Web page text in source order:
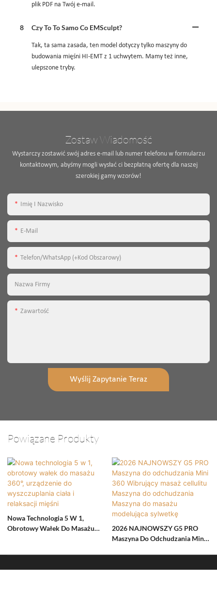
plik PDF na Twój e-mail.
8 Czy To To Samo Co EMSculpt?
Tak, ta sama zasada, ten model dotyczy tylko maszyny do
budowania mięśni HI-EMT z 1 uchwytem. Mamy też inne,
ulepszone tryby.
Zostaw Wiadomość
Wystarczy zostawić swój adres e-mail lub numer telefonu w formularzu
kontaktowym, abyśmy mogli wysłać ci bezpłatną ofertę dla naszej
szerokiej gamy wzorów!
Imię I Nazwisko
E-Mail
Telefon/WhatsApp (+kod Obszarowy)
Nazwa Firmy
Zawartość
Wyślij Zapytanie Teraz
Powiązane Produkty
Nowa Technologia 5 W 1,
Obrotowy Wałek Do Masażu
2026 NAJNOWSZY G5 PRO
Maszyna Do Odchudzania Mini
Maszyna Do Masażu